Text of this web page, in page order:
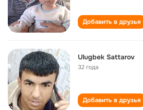
Добавить в друзья
Ulugbek Sattarov
32 года
Добавить в друзья